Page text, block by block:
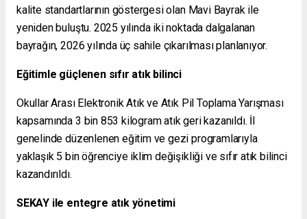
kalite standartlarının göstergesi olan Mavi Bayrak ile
yeniden buluştu. 2025 yılında iki noktada dalgalanan
bayrağın, 2026 yılında üç sahile çıkarılması planlanıyor.
Eğitimle güçlenen sıfır atık bilinci
Okullar Arası Elektronik Atık ve Atık Pil Toplama Yarışması
kapsamında 3 bin 853 kilogram atık geri kazanıldı. İl
genelinde düzenlenen eğitim ve gezi programlarıyla
yaklaşık 5 bin öğrenciye iklim değişikliği ve sıfır atık bilinci
kazandırıldı.
SEKAY ile entegre atık yönetimi